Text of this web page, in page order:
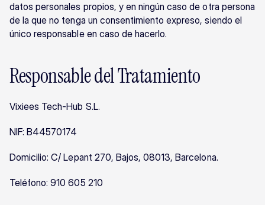
datos personales propios, y en ningún caso de otra persona
de la que no tenga un consentimiento expreso, siendo el
único responsable en caso de hacerlo.
Responsable del Tratamiento
Vixiees Tech-Hub S.L.
NIF: B44570174
Domicilio: C/ Lepant 270, Bajos, 08013, Barcelona.
Teléfono: 910 605 210